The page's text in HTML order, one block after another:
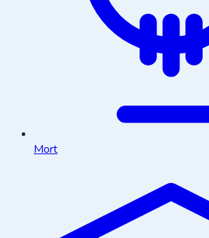
Mort